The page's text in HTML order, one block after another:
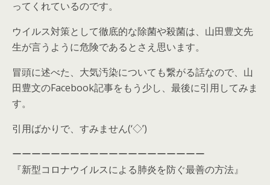
ってくれているのです。
ウイルス対策として徹底的な除菌や殺菌は、山田豊文先
生が言うように危険であるとさえ思います。
冒頭に述べた、大気汚染についても繋がる話なので、山
田豊文のFacebook記事をもう少し、最後に引用してみま
す。
引用ばかりで、すみません(‘◇’)ゞ
ーーーーーーーーーーーーーーーーーーーー
『新型コロナウイルスによる肺炎を防ぐ最善の方法』